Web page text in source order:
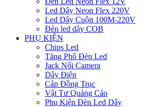
Led Dây Neon Flex 220V
Led Dây Cuộn 100M-220V
Đèn led dây COB
PHỤ KIỆN
Chips Led
Tăng Phô Đèn Led
Jack Nối Camera
Dây Điện
Cáp Đồng Trục
Vật Tư Quảng Cáo
Phụ Kiện Đèn Led Dây